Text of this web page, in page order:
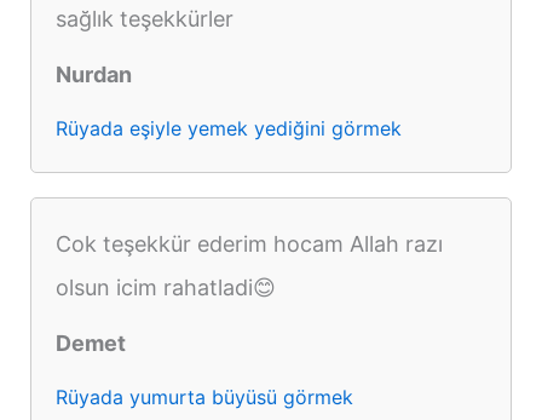
sağlık teşekkürler
Nurdan
Rüyada eşiyle yemek yediğini görmek
Cok teşekkür ederim hocam Allah razı
olsun icim rahatladi😊
Demet
Rüyada yumurta büyüsü görmek